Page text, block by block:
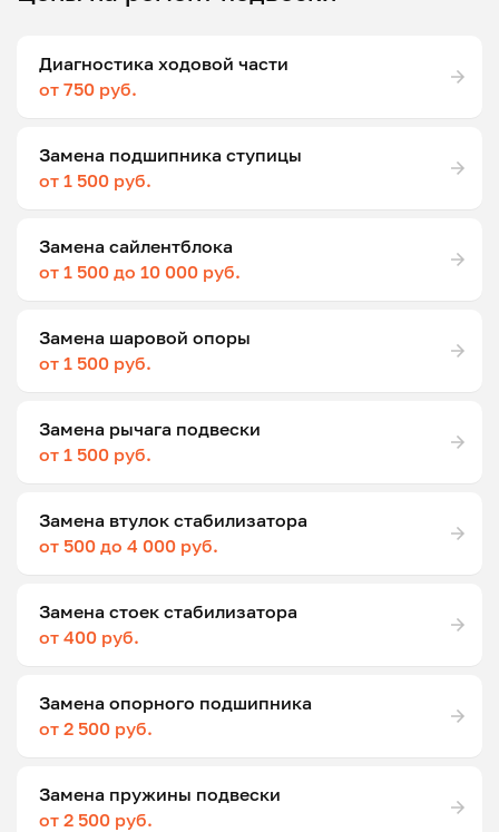
Диагностика ходовой части
от 750 руб.
Замена подшипника ступицы
от 1 500 руб.
Замена сайлентблока
от 1 500 до 10 000 руб.
Замена шаровой опоры
от 1 500 руб.
Замена рычага подвески
от 1 500 руб.
Замена втулок стабилизатора
от 500 до 4 000 руб.
Замена стоек стабилизатора
от 400 руб.
Замена опорного подшипника
от 2 500 руб.
Замена пружины подвески
от 2 500 руб.